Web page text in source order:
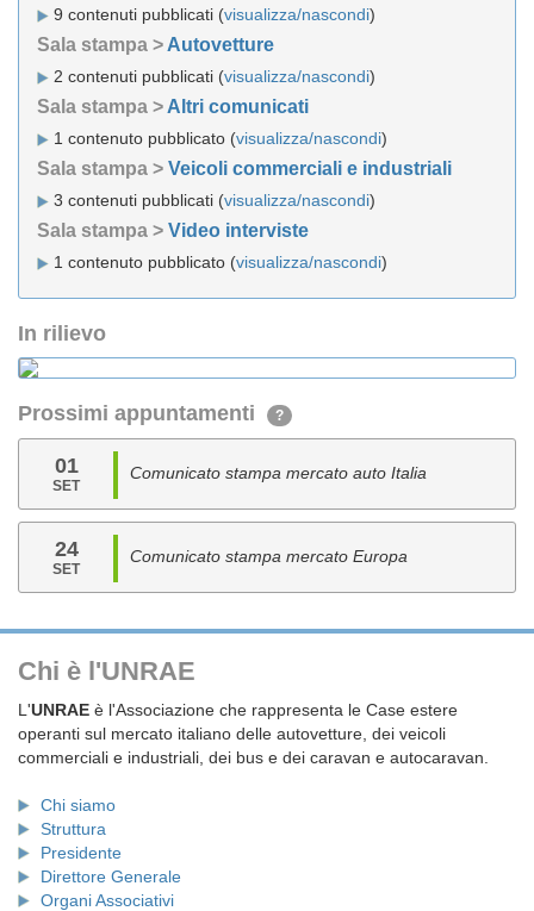
9 contenuti pubblicati (visualizza/nascondi)
Sala stampa > Autovetture
2 contenuti pubblicati (visualizza/nascondi)
Sala stampa > Altri comunicati
1 contenuto pubblicato (visualizza/nascondi)
Sala stampa > Veicoli commerciali e industriali
3 contenuti pubblicati (visualizza/nascondi)
Sala stampa > Video interviste
1 contenuto pubblicato (visualizza/nascondi)
In rilievo
Prossimi appuntamenti ?
01
SET
Comunicato stampa mercato auto Italia
24
SET
Comunicato stampa mercato Europa
Chi è l'UNRAE
L'UNRAE è l'Associazione che rappresenta le Case estere
operanti sul mercato italiano delle autovetture, dei veicoli
commerciali e industriali, dei bus e dei caravan e autocaravan.
Chi siamo
Struttura
Presidente
Direttore Generale
Organi Associativi